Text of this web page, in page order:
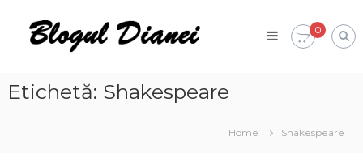
content
Blogul
Dianei
opinie,
călătorii
0
Etichetă: Shakespeare
Home Shakespeare